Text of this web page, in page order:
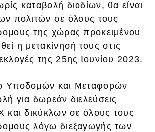
καταβολή διοδίων, θα είναι
πολιτών σε όλους τους
της χώρας προκειμένου
η μετακίνησή τους στις
της 25ης Ιουνίου 2023.
Υποδομών και Μεταφορών
για δωρεάν διελεύσεις
και δικύκλων σε όλους τους
λόγω διεξαγωγής των